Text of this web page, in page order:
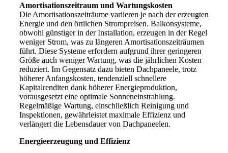
Amortisationszeitraum und Wartungskosten
Die Amortisationszeiträume variieren je nach der erzeugten
Energie und den örtlichen Strompreisen. Balkonsysteme,
obwohl günstiger in der Installation, erzeugen in der Regel
weniger Strom, was zu längeren Amortisationszeiträumen
führt. Diese Systeme erfordern aufgrund ihrer geringeren
Größe auch weniger Wartung, was die jährlichen Kosten
reduziert. Im Gegensatz dazu bieten Dachpaneele, trotz
höherer Anfangskosten, tendenziell schnellere
Kapitalrenditen dank höherer Energieproduktion,
vorausgesetzt eine optimale Sonneneinstrahlung.
Regelmäßige Wartung, einschließlich Reinigung und
Inspektionen, gewährleistet maximale Effizienz und
verlängert die Lebensdauer von Dachpaneelen.
Energieerzeugung und Effizienz